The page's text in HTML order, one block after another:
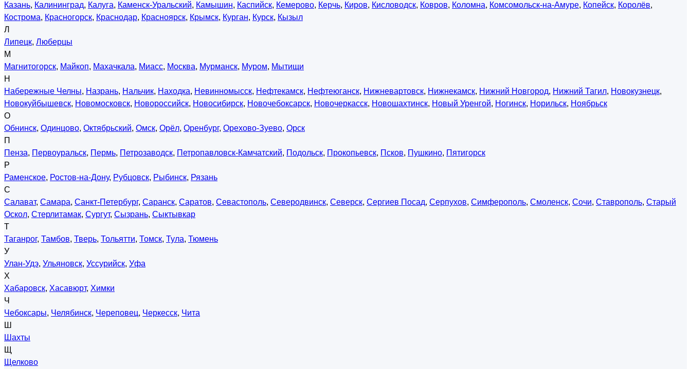
Казань, Калининград, Калуга, Каменск-Уральский, Камышин, Каспийск, Кемерово, Керчь, Киров, Кисловодск, Ковров, Коломна, Комсомольск-на-Амуре, Копейск, Королёв,
Кострома, Красногорск, Краснодар, Красноярск, Крымск, Курган, Курск, Кызыл
Л
Липецк, Люберцы
М
Магнитогорск, Майкоп, Махачкала, Миасс, Москва, Мурманск, Муром, Мытищи
Н
Набережные Челны, Назрань, Нальчик, Находка, Невинномысск, Нефтекамск, Нефтеюганск, Нижневартовск, Нижнекамск, Нижний Новгород, Нижний Тагил, Новокузнецк,
Новокуйбышевск, Новомосковск, Новороссийск, Новосибирск, Новочебоксарск, Новочеркасск, Новошахтинск, Новый Уренгой, Ногинск, Норильск, Ноябрьск
О
Обнинск, Одинцово, Октябрьский, Омск, Орёл, Оренбург, Орехово-Зуево, Орск
П
Пенза, Первоуральск, Пермь, Петрозаводск, Петропавловск-Камчатский, Подольск, Прокопьевск, Псков, Пушкино, Пятигорск
Р
Раменское, Ростов-на-Дону, Рубцовск, Рыбинск, Рязань
С
Салават, Самара, Санкт-Петербург, Саранск, Саратов, Севастополь, Северодвинск, Северск, Сергиев Посад, Серпухов, Симферополь, Смоленск, Сочи, Ставрополь, Старый
Оскол, Стерлитамак, Сургут, Сызрань, Сыктывкар
Т
Таганрог, Тамбов, Тверь, Тольятти, Томск, Тула, Тюмень
У
Улан-Удэ, Ульяновск, Уссурийск, Уфа
Х
Хабаровск, Хасавюрт, Химки
Ч
Чебоксары, Челябинск, Череповец, Черкесск, Чита
Ш
Шахты
Щ
Щелково